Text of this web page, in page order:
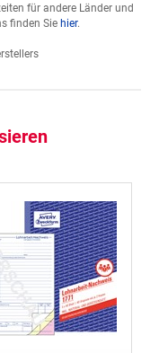
für andere Länder und
finden Sie hier.